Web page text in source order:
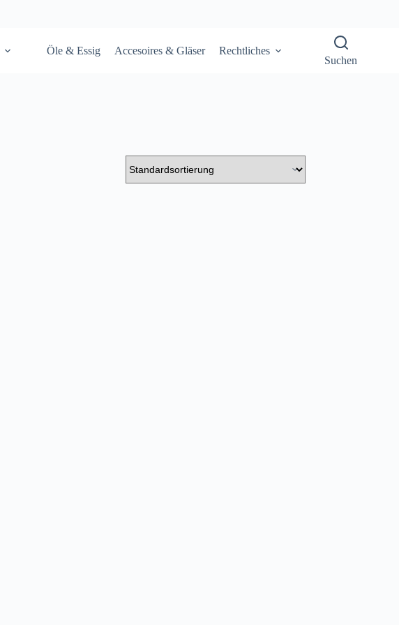
Öle & Essig Accesoires & Gläser
Rechtliches
Suchen